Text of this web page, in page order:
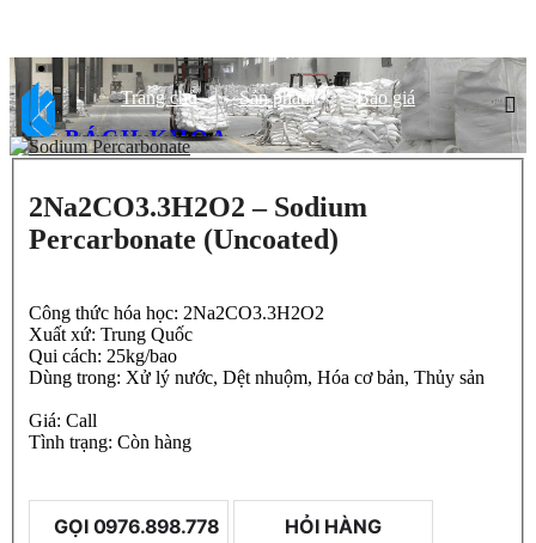
BÁCH KHOA
CHẤT LƯỢNG HÀNG ĐẦU, ĐỐI TÁC TIN CẬY
Trang chủ Sản phẩm Báo giá
2Na2CO3.3H2O2 – Sodium
Percarbonate (Uncoated)
Công thức hóa học: 2Na2CO3.3H2O2
Xuất xứ: Trung Quốc
Qui cách: 25kg/bao
Dùng trong: Xử lý nước, Dệt nhuộm, Hóa cơ bản, Thủy sản
Giá: Call
Tình trạng: Còn hàng
GỌI 0976.898.778 HỎI HÀNG